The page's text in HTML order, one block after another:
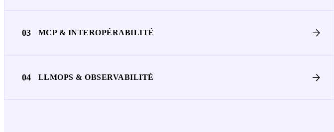
03 MCP & INTEROPÉRABILITÉ
04 LLMOPS & OBSERVABILITÉ